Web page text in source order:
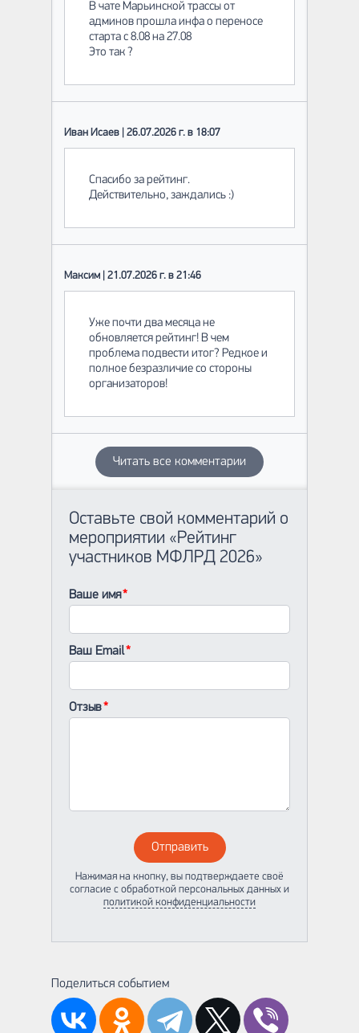
В чате Марьинской трассы от
админов прошла инфа о переносе
старта с 8.08 на 27.08
Это так ?
Иван Исаев | 26.07.2026 г. в 18:07
Спасибо за рейтинг.
Действительно, заждались :)
Максим | 21.07.2026 г. в 21:46
Уже почти два месяца не
обновляется рейтинг! В чем
проблема подвести итог? Редкое и
полное безразличие со стороны
организаторов!
Читать все комментарии
Оставьте свой комментарий о
мероприятии «Рейтинг
участников МФЛРД 2026»
Ваше имя
Ваш Email
Отзыв
Отправить
Нажимая на кнопку, вы подтверждаете своё
согласие с обработкой персональных данных и
политикой конфиденциальности
Поделиться событием